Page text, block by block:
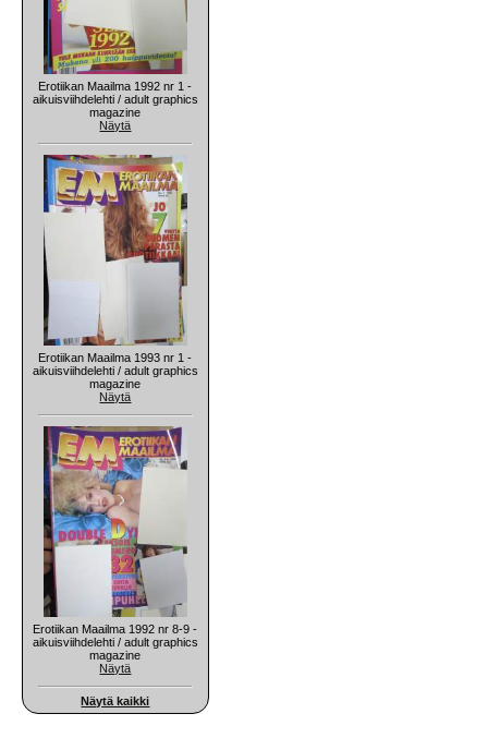
Erotiikan Maailma 1992 nr 1 -
aikuisviihdelehti / adult graphics
magazine
Näytä
Erotiikan Maailma 1993 nr 1 -
aikuisviihdelehti / adult graphics
magazine
Näytä
Erotiikan Maailma 1992 nr 8-9 -
aikuisviihdelehti / adult graphics
magazine
Näytä
Näytä kaikki